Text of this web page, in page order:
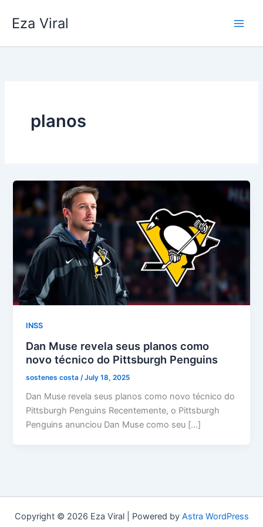
Eza Viral
planos
INSS
Dan Muse revela seus planos como
novo técnico do Pittsburgh Penguins
sostenes costa /July 18, 2025
Dan Muse revela seus planos como novo técnico do
Pittsburgh Penguins Recentemente, o Pittsburgh
Penguins anunciou Dan Muse como seu […]
Copyright © 2026 Eza Viral | Powered by Astra WordPress